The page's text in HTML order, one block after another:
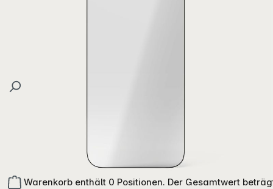
Warenkorb enthält 0 Positionen. Der Gesamtwert